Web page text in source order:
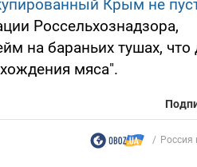
Крым не
Россельхознадзора,
на бараньих тушах, что
мяса".
Россия